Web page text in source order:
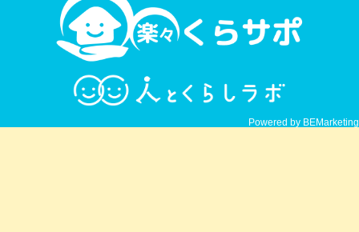
Powered by BEMarketing